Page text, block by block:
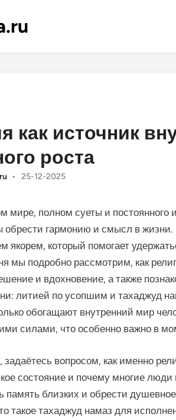
как источник
роста
• 25-12-2025
мире, полном суеты и постоянного
обрести гармонию и смысл в жизни.
якорем, который помогает
мы подробно рассмотрим, как
и вдохновение, а также
литией по усопшим и тахаджуд
обогащают внутренний мир
силами, что особенно важно в
вопросом, как именно
состояние и почему многие
память близких и обрести
такое тахаджуд намаз для